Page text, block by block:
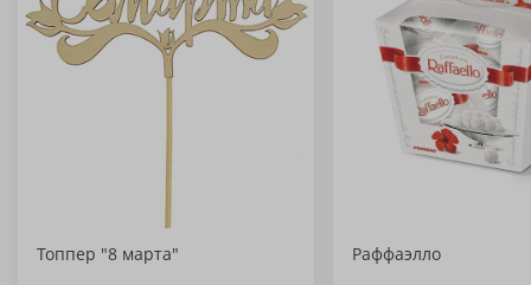
Топпер "8 марта" Раффаэлло